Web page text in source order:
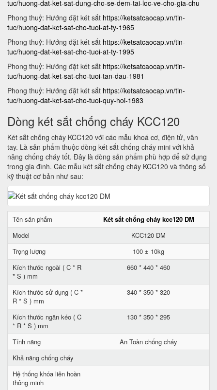
tuc/huong-dat-ket-sat-dung-cho-se-dem-tai-loc-ve-cho-gia-chu
Phong thuỷ: Hướng đặt két sắt https://ketsatcaocap.vn/tin-
tuc/huong-dat-ket-sat-cho-tuoi-at-ty-1965
Phong thuỷ: Hướng đặt két sắt https://ketsatcaocap.vn/tin-
tuc/huong-dat-ket-sat-cho-tuoi-at-ty-1995
Phong thuỷ: Hướng đặt két sắt https://ketsatcaocap.vn/tin-
tuc/huong-dat-ket-sat-cho-tuoi-tan-dau-1981
Phong thuỷ: Hướng đặt két sắt https://ketsatcaocap.vn/tin-
tuc/huong-dat-ket-sat-cho-tuoi-quy-hoi-1983
Dòng két sắt chống cháy KCC120
Két sắt chống cháy KCC120 với các mẫu khoá cơ, điện tử, vân
tay. Là sản phẩm thuộc dòng két sắt chống cháy mini với khả
năng chống cháy tốt. Đây là dòng sản phẩm phù hợp để sử dụng
trong gia đình. Các mẫu két sắt chống cháy KCC120 và thông số
kỹ thuật cơ bản như sau:
Tên sản phẩm
Két sắt chống cháy kcc120 DM
Model
KCC120 DM
Trọng lượng
100 ± 10kg
Kích thước ngoài ( C * R
* S ) mm
660 * 440 * 460
Kích thước sử dụng ( C *
R * S ) mm
340 * 350 * 320
Kích thước ngăn kéo ( C
* R * S ) mm
130 * 350 * 295
Tính năng
An Toàn chống cháy
Khả năng chống cháy
Hệ thống khóa liên hoàn
thông minh